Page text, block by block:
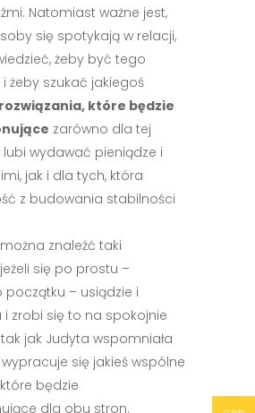
Natomiast ważne jest,
się spotykają w relacji,
żeby być tego
żeby szukać jakiegoś
które będzie
zarówno dla tej
wydawać pieniądze i
jak i dla tych, która
z budowania stabilności
można znaleźć taki
się po prostu –
– usiądzie i
zrobi się to na spokojnie
jak Judyta wspomniała
się jakieś wspólne
będzie
dla obu stron.